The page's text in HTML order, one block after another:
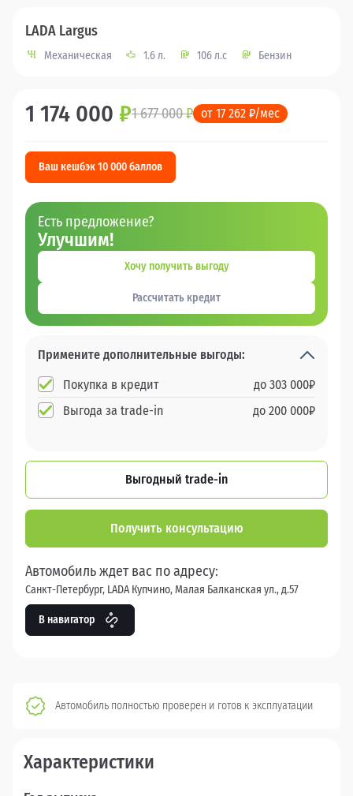
LADA Largus
Механическая 1.6 л. 106 л.с Бензин
1 174 000 ₽1 677 000₽ от 17 262 ₽/мес
Ваш кешбэк 10 000 баллов
Есть предложение?
Улучшим!
Хочу получить выгоду
Рассчитать кредит
Примените дополнительные выгоды:
Покупка в кредит
до 303 000₽
Выгода за trade-in
до 200 000₽
Выгодный trade-in
Получить консультацию
Автомобиль ждет вас по адресу:
Санкт-Петербург, LADA Купчино, Малая Балканская ул., д.57
В навигатор
Автомобиль полностью проверен и готов к эксплуатации
Характеристики